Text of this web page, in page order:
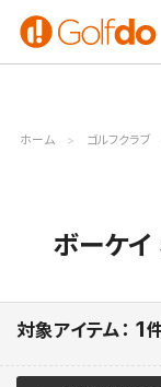
ゴルフ
クラブ
ホーム ゴルフクラブ
ボーケ
対象アイテム： 1